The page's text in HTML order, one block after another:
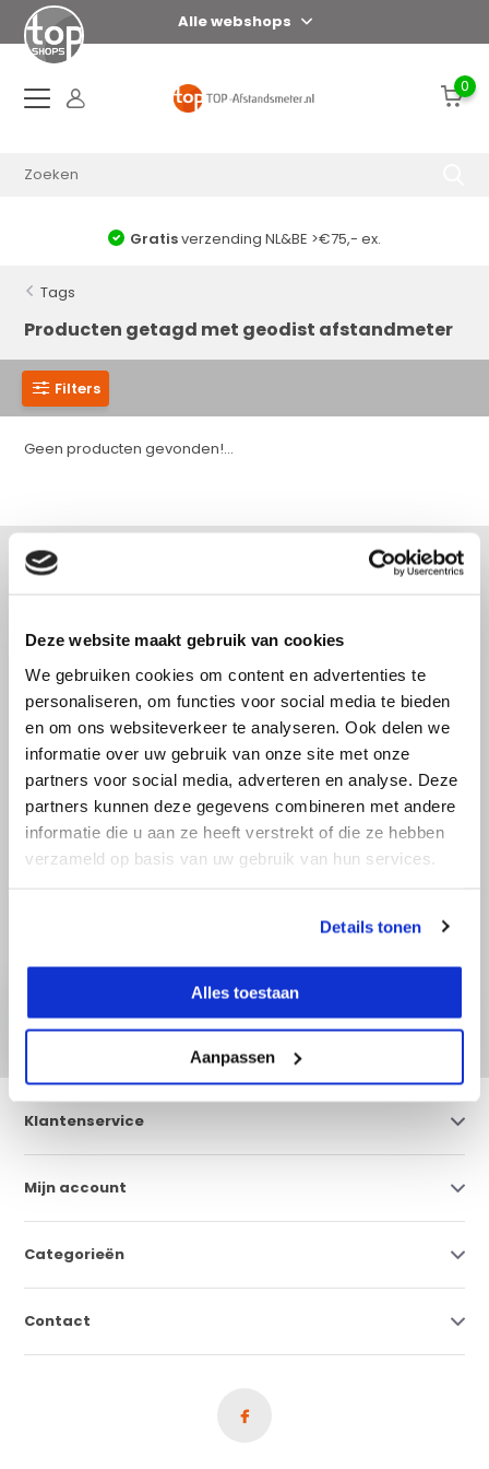
Deze website maakt gebruik van cookies
We gebruiken cookies om content en advertenties te
personaliseren, om functies voor social media te bieden
en om ons websiteverkeer te analyseren. Ook delen we
informatie over uw gebruik van onze site met onze
partners voor social media, adverteren en analyse. Deze
partners kunnen deze gegevens combineren met andere
informatie die u aan ze heeft verstrekt of die ze hebben
verzameld op basis van uw gebruik van hun services.
Details tonen
Alles toestaan
Aanpassen
Alle webshops
0
Gratisverzending NL&BE >€75,- ex.
Tags
Producten getagd met geodist afstandmeter
Filters
Geen producten gevonden!...
Bel direct met een specialist! Wij zijn
bereikbaar op werkdagen van 9:00 tot
17:30.
036 522 22 97
info@top-
afstandsmeter.nl
* Lees hier de wettelijke beperkingen
Klantenservice
Mijn account
Categorieën
Contact